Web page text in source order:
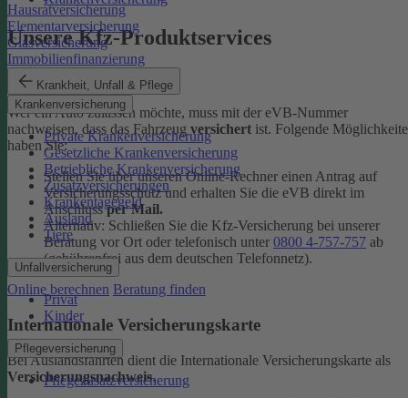
Hausratversicherung
Elementarversicherung
Glasversicherung
Immobilienfinanzierung
Krankheit, Unfall & Pflege
Krankenversicherung
Private Krankenversicherung
Gesetzliche Krankenversicherung
Betriebliche Krankenversicherung
Zusatzversicherungen
Krankentagegeld
Ausland
Tiere
Unfallversicherung
Privat
Kinder
Pflegeversicherung
Pflegezusatzversicherung
Unsere Kfz-Produktservices
eVB-Nummer
Wer ein Auto zulassen möchte, muss mit der eVB-Nummer
nachweisen, dass das Fahrzeug versichert ist. Folgende
haben Sie:
Stellen Sie über unseren Online-Rechner einen Antrag auf
Versicherungsschutz und erhalten Sie die eVB direkt im
Anschlussper Mail.
Alternativ: Schließen Sie die Kfz-​Versicherung bei unserer
Beratung vor Ort oder telefonisch unter 0800 4-​757-757 ab
(gebührenfrei aus dem deutschen Telefonnetz).
Online berechnen Beratung finden
Internationale Versicherungskarte
Bei Auslandsfahrten dient die Internationale Versicherungskarte als
Versicherungsnachweis.